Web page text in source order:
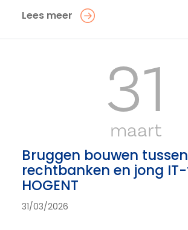
Lees meer
31
maart
Bruggen bouwen
rechtbanken en jong
HOGENT
31/03/2026